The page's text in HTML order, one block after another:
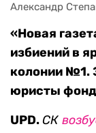
Александр
«Новая
избиений в
колонии №1.
юристы
UPD.СК